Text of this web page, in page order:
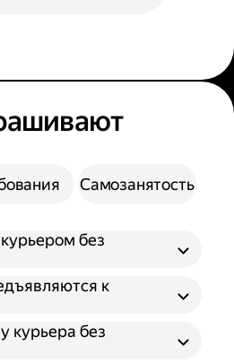
Самозанятость
без
к
курьера без